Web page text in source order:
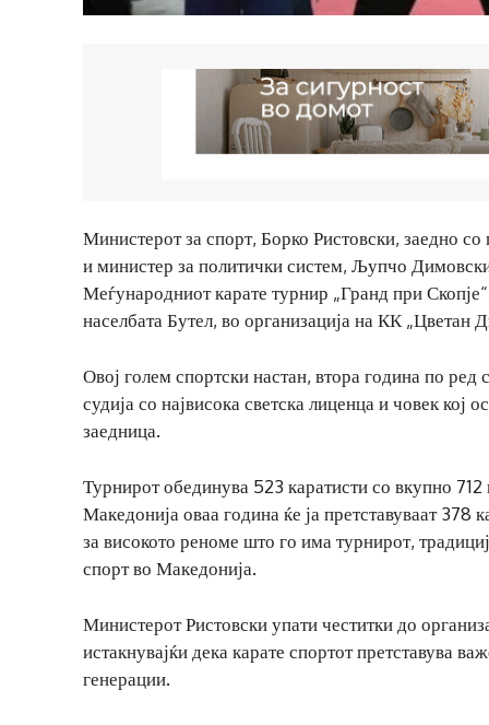
Министерот за спорт, Борко Ристовски, заедно
и министер за политички систем, Љупчо
Меѓународниот карате турнир „Гранд при
населбата Бутел, во организација на КК „Цветан
Овој голем спортски настан, втора година по
судија со највисока светска лиценца и човек кој
заедница.
Турнирот обединува 523 каратисти со вкупно
Македонија оваа година ќе ја претставуваат 378
за високото реноме што го има турнирот,
спорт во Македонија.
Министерот Ристовски упати честитки до
истакнувајќи дека карате спортот претставува
генерации.